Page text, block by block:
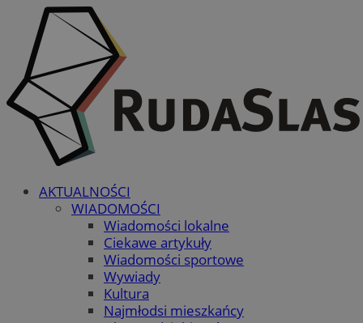
AKTUALNOŚCI
WIADOMOŚCI
Wiadomości lokalne
Ciekawe artykuły
Wiadomości sportowe
Wywiady
Kultura
Najmłodsi mieszkańcy